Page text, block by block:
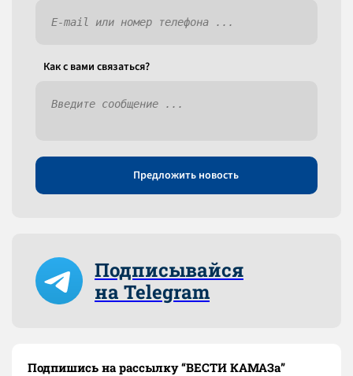
Как c вами связаться?
Предложить новость
Подписывайся
на Telegram
Подпишись на рассылку “ВЕСТИ КАМАЗа”